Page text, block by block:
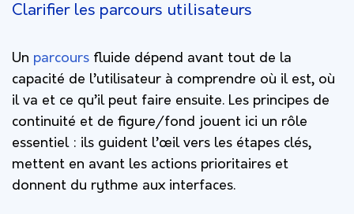
Clarifier les parcours utilisateurs
Un parcours fluide dépend avant tout de la
capacité de l’utilisateur à comprendre où il est, où
il va et ce qu’il peut faire ensuite. Les principes de
continuité et de figure/fond jouent ici un rôle
essentiel : ils guident l’œil vers les étapes clés,
mettent en avant les actions prioritaires et
donnent du rythme aux interfaces.